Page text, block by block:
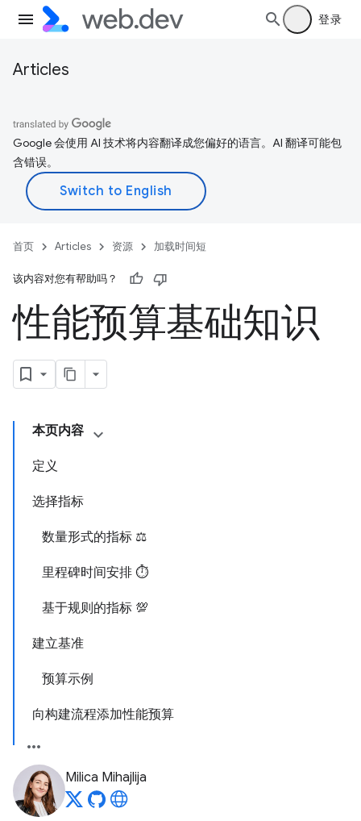
登录
Articles
Google 会使用 AI 技术将内容翻译成您偏好的语言。AI 翻译可能包
含错误。
首页 Articles 资源 加载时间短
该内容对您有帮助吗？
性能预算基础知识
本页内容
定义
选择指标
数量形式的指标 ⚖️
里程碑时间安排 ⏱️
基于规则的指标 💯
建立基准
预算示例
向构建流程添加性能预算
Milica Mihajlija